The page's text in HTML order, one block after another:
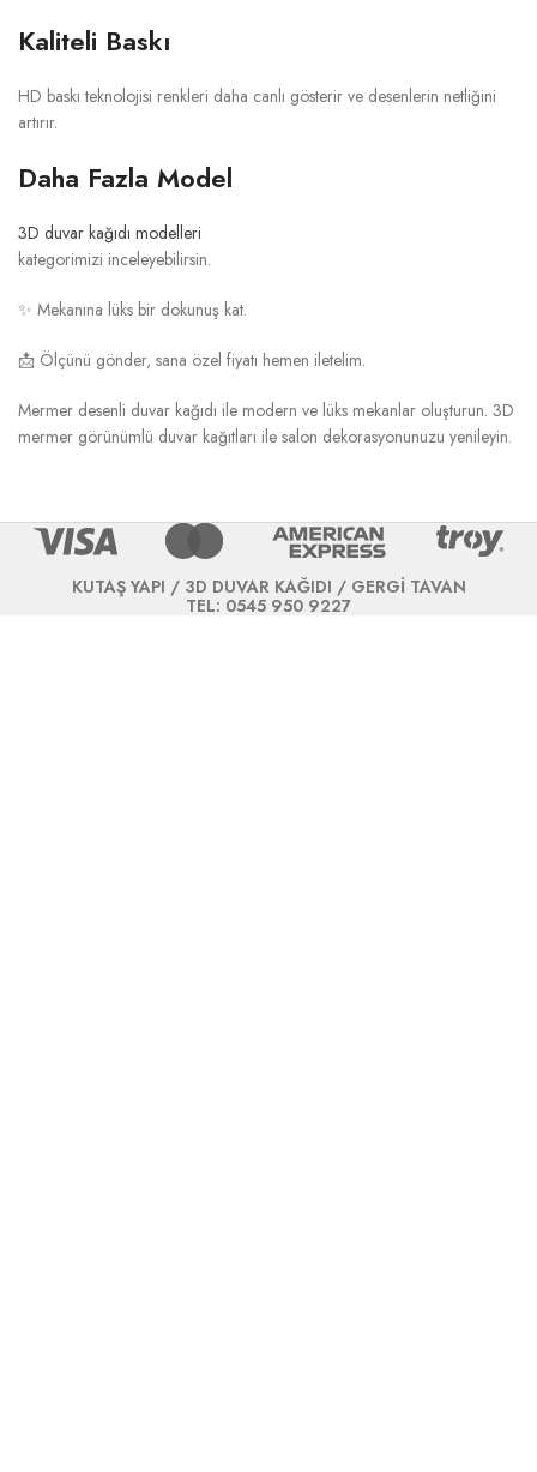
Kaliteli Baskı
HD baskı teknolojisi renkleri daha canlı gösterir ve desenlerin netliğini
artırır.
Daha Fazla Model
3D duvar kağıdı modelleri
kategorimizi inceleyebilirsin.
✨ Mekanına lüks bir dokunuş kat.
📩 Ölçünü gönder, sana özel fiyatı hemen iletelim.
Mermer desenli duvar kağıdı ile modern ve lüks mekanlar oluşturun. 3D
mermer görünümlü duvar kağıtları ile salon dekorasyonunuzu yenileyin.
KUTAŞ YAPI / 3D DUVAR KAĞIDI / GERGİ TAVAN
TEL: 0545 950 9227